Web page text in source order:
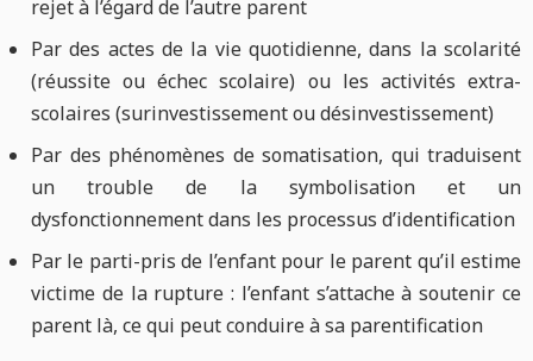
rejet à l’égard de l’autre parent
Par des actes de la vie quotidienne, dans la scolarité
(réussite ou échec scolaire) ou les activités extra-
scolaires (surinvestissement ou désinvestissement)
Par des phénomènes de somatisation, qui traduisent
un trouble de la symbolisation et un
dysfonctionnement dans les processus d’identification
Par le parti-pris de l’enfant pour le parent qu’il estime
victime de la rupture : l’enfant s’attache à soutenir ce
parent là, ce qui peut conduire à sa parentification